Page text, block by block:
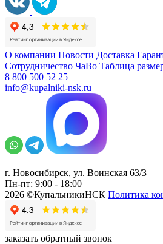
О компании Новости Доставка
Сотрудничество ЧаВо Таблица
8 800 500 52 25
info@kupalniki-nsk.ru
г. Новосибирск, ул. Воинская 63/3
Пн-пт: 9:00 - 18:00
2026 ©КупальникиНСК Политика
заказать обратный звонок